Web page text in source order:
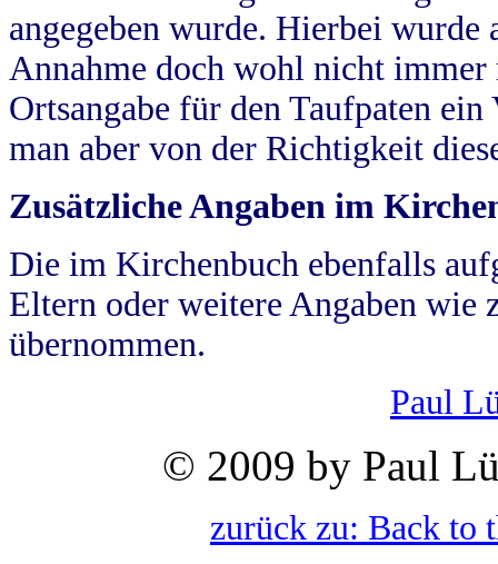
angegeben wurde. Hierbei wurde
Annahme doch wohl nicht
Ortsangabe für den Taufpaten
man aber von der Richtigkeit
Zusätzliche Angaben im
Die im Kirchenbuch ebenfalls
Eltern oder weitere Angaben wie
übernommen.
Paul
© 2009 by Paul
zurück zu: Back to